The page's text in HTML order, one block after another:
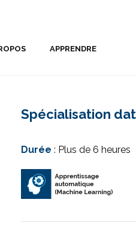
APPRENDRE
Spécialisation
Durée : Plus de 6 heures